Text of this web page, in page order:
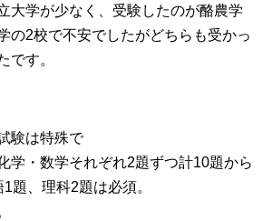
大学が少なく、受験したのが酪農学
の2校で不安でしたがどちらも受かっ
です。
験は特殊で
学・数学それぞれ2題ずつ計10題から
題、理科2題は必須。